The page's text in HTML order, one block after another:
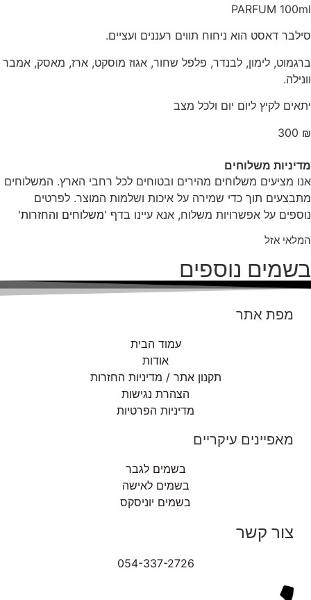
PARFUM 100ml
סילבר דאסט הוא ניחוח תווים רעננים ועציים.
ברגמוט, לימון, לבנדר, פלפל שחור, אגוז מוסקט, ארז, מאסק, אמבר
וונילה.
יתאים לקיץ ליום יום ולכל מצב
300 ₪
מדיניות משלוחים
אנו מציעים משלוחים מהירים ובטוחים לכל רחבי הארץ. המשלוחים
מתבצעים תוך כדי שמירה על איכות ושלמות המוצר. לפרטים
נוספים על אפשרויות משלוח, אנא עיינו בדף 'משלוחים והחזרות'
המלאי אזל
בשמים נוספים
מפת אתר
עמוד הבית
אודות
תקנון אתר / מדיניות החזרות
הצהרת נגישות
מדיניות הפרטיות
מאפיינים עיקריים
בשמים לגבר
בשמים לאישה
בשמים יוניסקס
צור קשר
054-337-2726